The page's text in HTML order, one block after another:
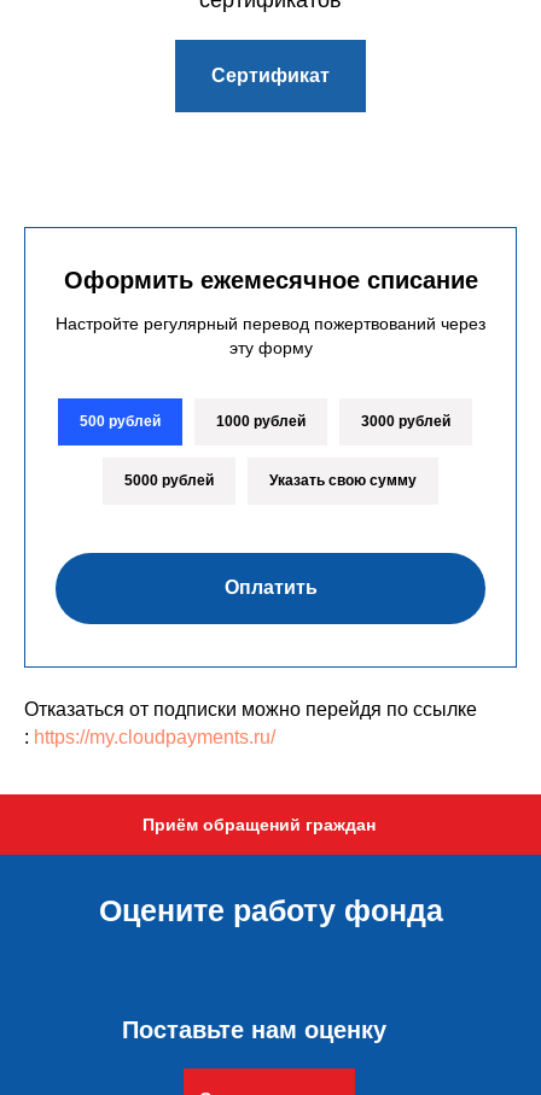
Сертификат
Оформить ежемесячное списание
Настройте регулярный перевод пожертвований через
эту форму
500 рублей 1000 рублей 3000 рублей
5000 рублей Указать свою сумму
Оплатить
Отказаться от подписки можно перейдя по ссылке
: https://my.cloudpayments.ru/
Приём обращений граждан
Поставьте нам оценку
Оцените работу фонда